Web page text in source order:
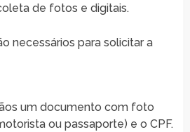
de fotos e digitais.
necessários para solicitar a
um documento com foto
ou passaporte) e o CPF.